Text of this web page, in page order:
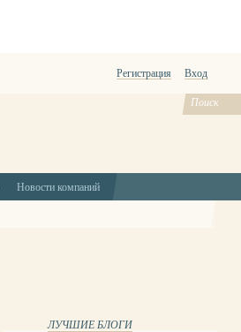
Регистрация Вход
Новости компаний
ЛУЧШИЕ БЛОГИ